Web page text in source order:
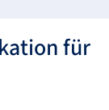
für